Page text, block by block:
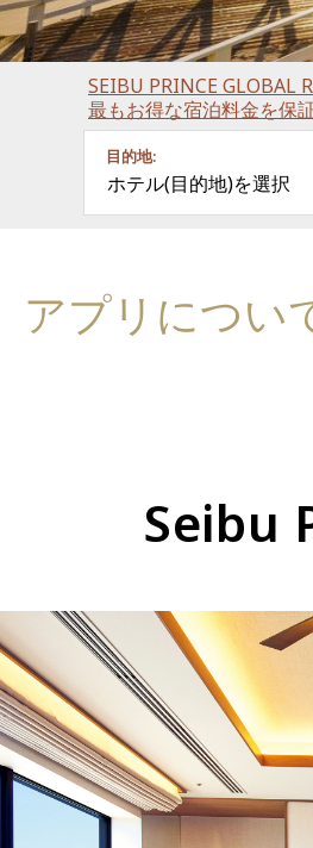
SEIBU PRINCE GLOBAL
最もお得な宿泊料金を保
目的地:
ホテル(目的地)を選択
アプリについ
Seibu